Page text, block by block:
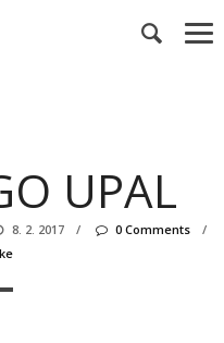
UPAL
8. 2. 2017 / 0 Comments
/